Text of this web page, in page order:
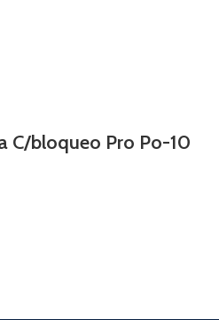
C/bloqueo Pro Po-10